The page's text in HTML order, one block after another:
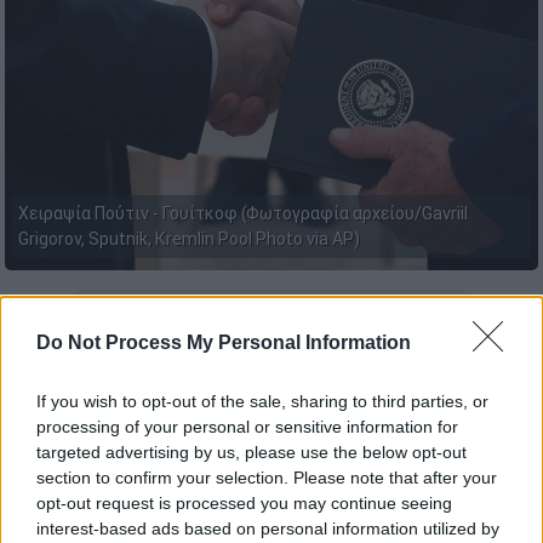
Do Not Process My Personal Information
If you wish to opt-out of the sale, sharing to third parties, or
processing of your personal or sensitive information for
targeted advertising by us, please use the below opt-out
section to confirm your selection. Please note that after your
opt-out request is processed you may continue seeing
interest-based ads based on personal information utilized by
Χειραψία Πούτιν - Γουίτκοφ (Φωτογραφία αρχείου/Gavriil
Grigorov, Sputnik, Kremlin Pool Photo via AP)
τελευταίες αναφορές του προέδρου των
ΗΠΑ, Ντόναλντ Τραμπ, για τον πόλεμο στην
Ουκρανίαευθυγραμμίζονται σε μεγάλο βαθμό
με τιςθέσεις της Μόσχας.